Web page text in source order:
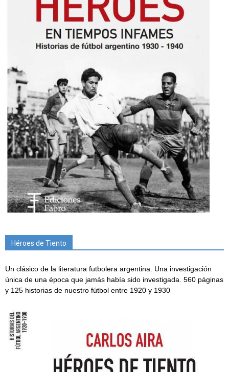
Héroes de Tiento
Un clásico de la literatura futbolera argentina. Una investigación
única de una época que jamás había sido investigada. 560 páginas
y 125 historias de nuestro fútbol entre 1920 y 1930